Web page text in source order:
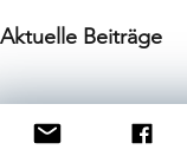
Aktuelle Beiträge